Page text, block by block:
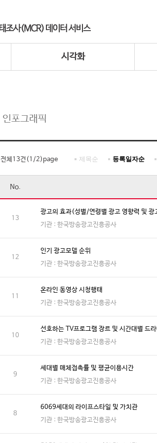
시각화
인포그래픽
전체 13건(1 /2)page 제목순 등록일자순
No.
13
광고의 효과(성별/연령별 광고 영향력 및 광
기관 : 한국방송광고진흥공사
12
인기 광고모델 순위
기관 : 한국방송광고진흥공사
11
온라인 동영상 시청행태
기관 : 한국방송광고진흥공사
10
선호하는 TV프로그램 장르 및 시간대별 드
기관 : 한국방송광고진흥공사
9
세대별 매체접촉률 및 평균이용시간
기관 : 한국방송광고진흥공사
8
6069세대의 라이프스타일 및 가치관
기관 : 한국방송광고진흥공사